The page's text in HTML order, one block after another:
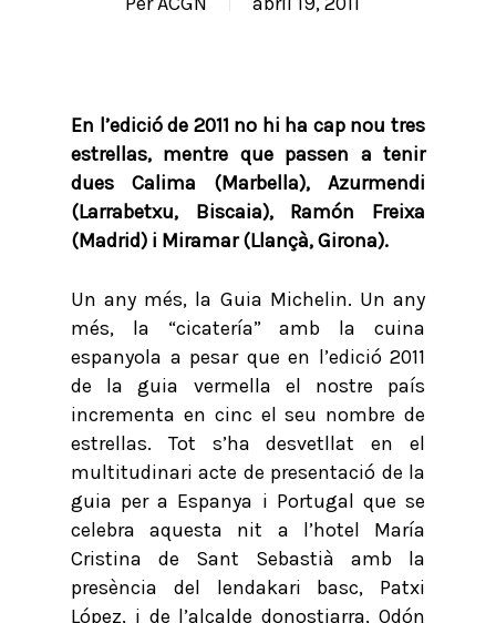
En l’edició de 2011 no hi ha cap nou tres
estrellas, mentre que passen a tenir
dues Calima (Marbella), Azurmendi
(Larrabetxu, Biscaia), Ramón Freixa
(Madrid) i Miramar (Llançà, Girona).
Un any més, la Guia Michelin. Un any
més, la “cicatería” amb la cuina
espanyola a pesar que en l’edició 2011
de la guia vermella el nostre país
incrementa en cinc el seu nombre de
estrellas. Tot s’ha desvetllat en el
multitudinari acte de presentació de la
guia per a Espanya i Portugal que se
celebra aquesta nit a l’hotel María
Cristina de Sant Sebastià amb la
presència del lendakari basc, Patxi
López, i de l’alcalde donostiarra, Odón